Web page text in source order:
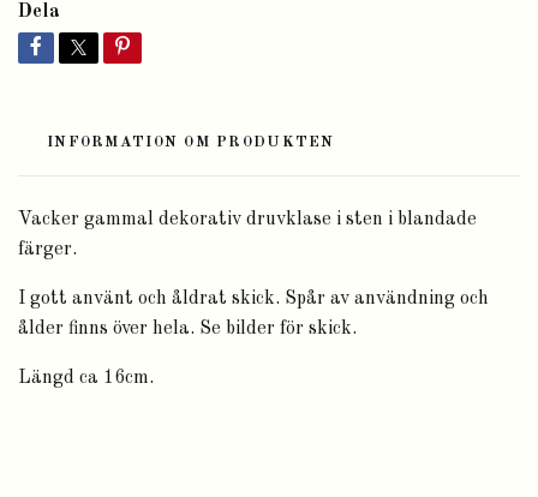
Dela
INFORMATION OM PRODUKTEN
Vacker gammal dekorativ druvklase i sten i blandade
färger.
I gott använt och åldrat skick. Spår av användning och
ålder finns över hela. Se bilder för skick.
Längd ca 16cm.